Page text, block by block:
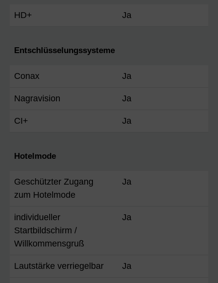
HD+ Ja
Entschlüsselungssysteme
Conax Ja
Nagravision Ja
CI+ Ja
Hotelmode
Geschützter Zugang
zum Hotelmode
Ja
individueller
Startbildschirm /
Willkommensgruß
Ja
Lautstärke verriegelbar Ja